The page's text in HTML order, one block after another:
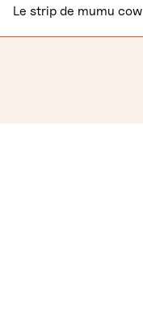
Le strip de mumu cow